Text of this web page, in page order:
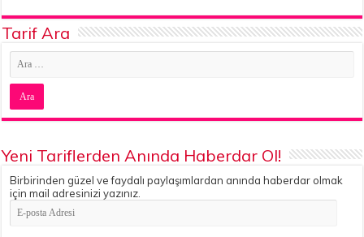
Tarif Ara
Yeni Tariflerden Anında Haberdar Ol!
Birbirinden güzel ve faydalı paylaşımlardan anında haberdar olmak
için mail adresinizi yazınız.
E-
posta